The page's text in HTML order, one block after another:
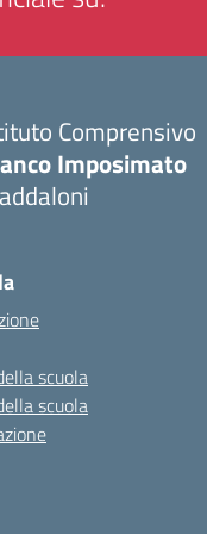
Comprensivo
Imposimato
scuola
scuola